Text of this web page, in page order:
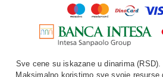
Sve cene su iskazane u dinarima
Maksimalno koristimo sve svoje resurse